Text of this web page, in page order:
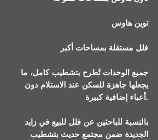
توين هاوس
فلل مستقلة بمساحات أكبر
جميع الوحدات تُطرح بتشطيب كامل، ما
يجعلها جاهزة للسكن عند الاستلام دون
أعباء إضافية كبيرة.
بالنسبة للباحثين عن فلل للبيع في زايد
الجديدة ضمن مجتمع حديث بتشطيب